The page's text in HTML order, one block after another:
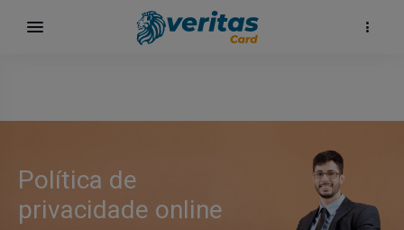
Política de
privacidade online